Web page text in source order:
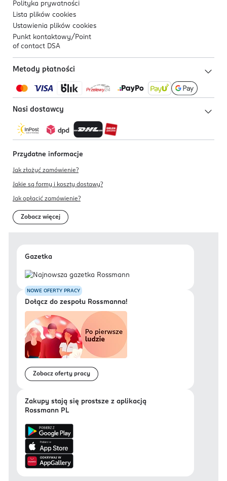
Polityka prywatności
Lista plików cookies
Ustawienia plików cookies
Punkt kontaktowy/ Point
of contact DSA
Metody płatności
Nasi dostawcy
Przydatne informacje
Jak złożyć zamówienie?
Jakie są formy i koszty dostawy?
Jak opłacić zamówienie?
Zobacz więcej
Gazetka
NOWE OFERTY PRACY
Dołącz do zespołu Rossmanna!
Zobacz oferty pracy
Zakupy stają się prostsze z aplikacją
Rossmann PL